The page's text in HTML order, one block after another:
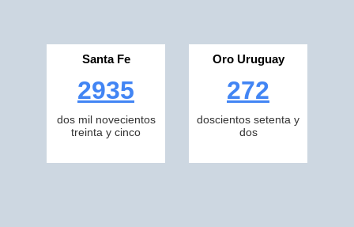
Santa Fe
2935
dos mil novecientos
treinta y cinco
Oro Uruguay
272
doscientos setenta y
dos